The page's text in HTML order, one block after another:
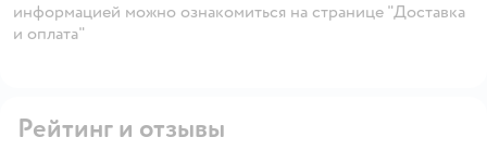
информацией можно ознакомиться на странице "Доставка
и оплата"
Рейтинг и отзывы